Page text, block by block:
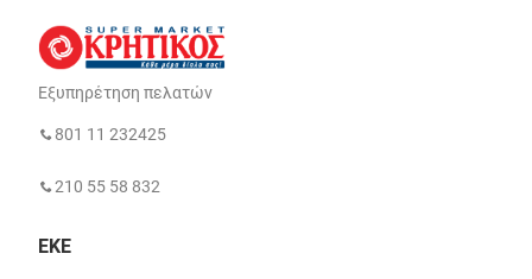
Εξυπηρέτηση πελατών
801 11 232425
210 55 58 832
ΕΚΕ